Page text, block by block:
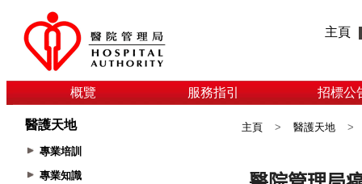
主頁
概覽 服務指引 招標公
醫護天地
專業培訓
專業知識
主頁 > 醫護天地 >